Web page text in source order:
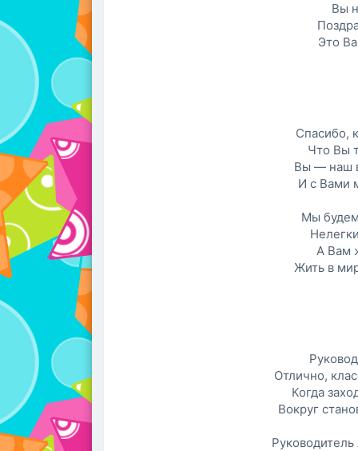
Вы
Это
Спасибо,
Что Вы
Вы — наш
И с Вами
Мы будем
А Вам
Жить в
Отлично,
Когда
Вокруг